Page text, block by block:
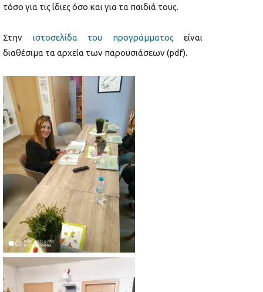
τόσο για τις ίδιες όσο και για τα παιδιά τους.
Στην ιστοσελίδα του προγράμματος είναι
διαθέσιμα τα αρχεία των παρουσιάσεων (pdf).